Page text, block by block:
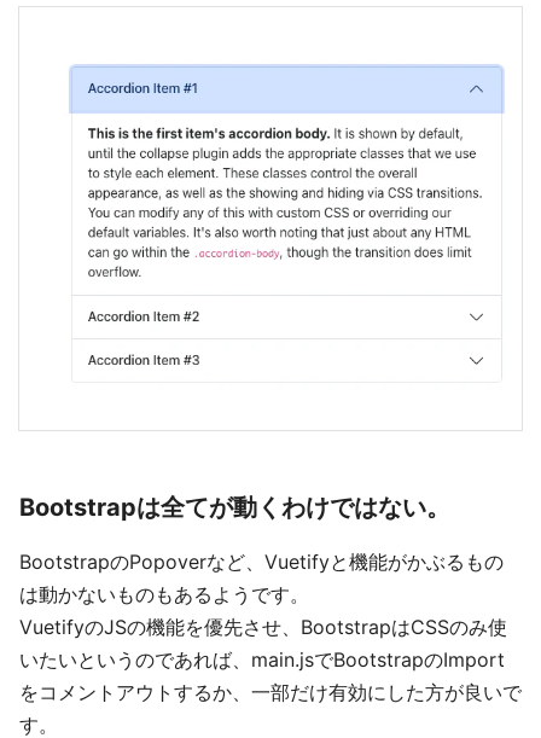
Bootstrapは全てが動くわけではない。
BootstrapのPopoverなど、Vuetifyと機能がかぶるもの
は動かないものもあるようです。
VuetifyのJSの機能を優先させ、BootstrapはCSSのみ使
いたいというのであれば、main.jsでBootstrapのImport
をコメントアウトするか、一部だけ有効にした方が良いで
す。